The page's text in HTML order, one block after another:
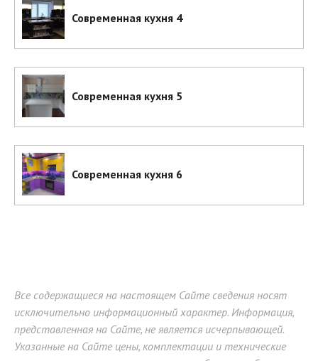
Современная кухня 4
Современная кухня 5
Современная кухня 6
Все содержащиеся на настоящем Сайте сведения носят
исключительно информационный характер. Информация,
представленная на Сайте, не является исчерпывающей.
Указанные на Сайте цены, комплектации и технические